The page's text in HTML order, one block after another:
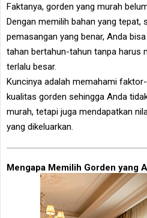
Faktanya, gorden yang murah
Dengan memilih bahan yang tepat,
pemasangan yang benar, Anda
tahan bertahun-tahun tanpa harus
terlalu besar.
Kuncinya adalah memahami
kualitas gorden sehingga Anda
murah, tetapi juga mendapatkan
yang dikeluarkan.
Mengapa Memilih Gorden yang